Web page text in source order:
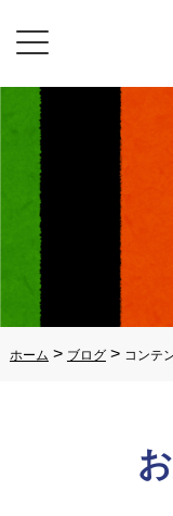
ホーム > ブログ> コンテ